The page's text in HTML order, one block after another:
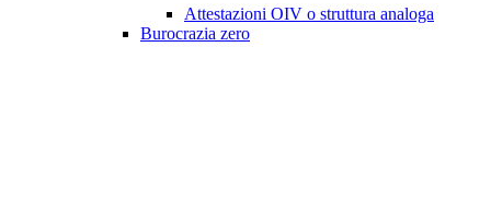
Attestazioni OIV o struttura analoga
Burocrazia zero